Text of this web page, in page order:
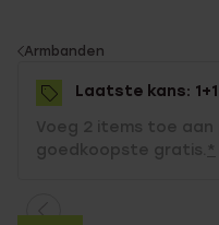
You
are
here:
Armbanden
Laatste kans:
Voeg 2 items toe aan
goedkoopste gratis. *